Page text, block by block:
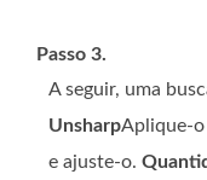
Passo 3.
A seguir, uma
UnsharpAplique-o
e ajuste-o.